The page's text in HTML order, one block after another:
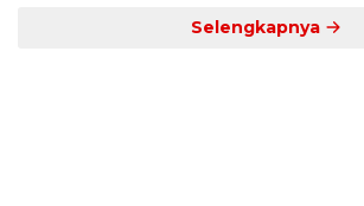
Selengkapnya